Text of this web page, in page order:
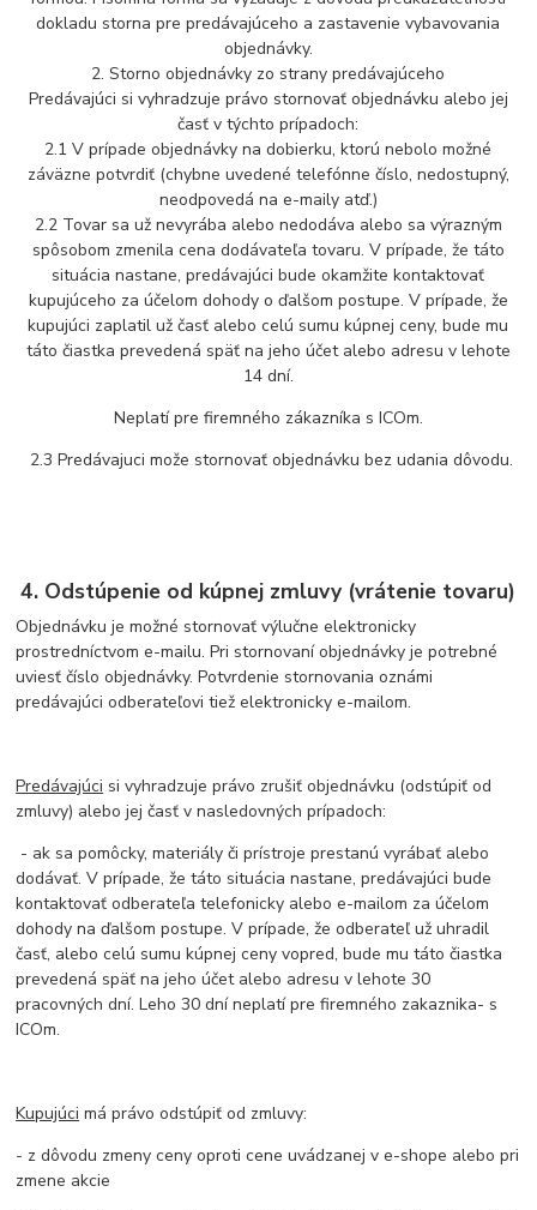
dokladu storna pre predávajúceho a zastavenie vybavovania
objednávky.
2. Storno objednávky zo strany predávajúceho
Predávajúci si vyhradzuje právo stornovať objednávku alebo jej
časť v týchto prípadoch:
2.1 V prípade objednávky na dobierku, ktorú nebolo možné
záväzne potvrdiť (chybne uvedené telefónne číslo, nedostupný,
neodpovedá na e-maily atď.)
2.2 Tovar sa už nevyrába alebo nedodáva alebo sa výrazným
spôsobom zmenila cena dodávateľa tovaru. V prípade, že táto
situácia nastane, predávajúci bude okamžite kontaktovať
kupujúceho za účelom dohody o ďalšom postupe. V prípade, že
kupujúci zaplatil už časť alebo celú sumu kúpnej ceny, bude mu
táto čiastka prevedená späť na jeho účet alebo adresu v lehote
14 dní.
Neplatí pre firemného zákazníka s ICOm.
2.3 Predávajuci može stornovať objednávku bez udania dôvodu.
4. Odstúpenie od kúpnej zmluvy (vrátenie tovaru)
Objednávku je možné stornovať výlučne elektronicky
prostredníctvom e-mailu. Pri stornovaní objednávky je potrebné
uviesť číslo objednávky. Potvrdenie stornovania oznámi
predávajúci odberateľovi tiež elektronicky e-mailom.
Predávajúci si vyhradzuje právo zrušiť objednávku (odstúpiť od
zmluvy) alebo jej časť v nasledovných prípadoch:
- ak sa pomôcky, materiály či prístroje prestanú vyrábať alebo
dodávať. V prípade, že táto situácia nastane, predávajúci bude
kontaktovať odberateľa telefonicky alebo e-mailom za účelom
dohody na ďalšom postupe. V prípade, že odberateľ už uhradil
časť, alebo celú sumu kúpnej ceny vopred, bude mu táto čiastka
prevedená späť na jeho účet alebo adresu v lehote 30
pracovných dní. Leho 30 dní neplatí pre firemného zakaznika- s
ICOm.
Kupujúci má právo odstúpiť od zmluvy:
- z dôvodu zmeny ceny oproti cene uvádzanej v e-shope alebo pri
zmene akcie